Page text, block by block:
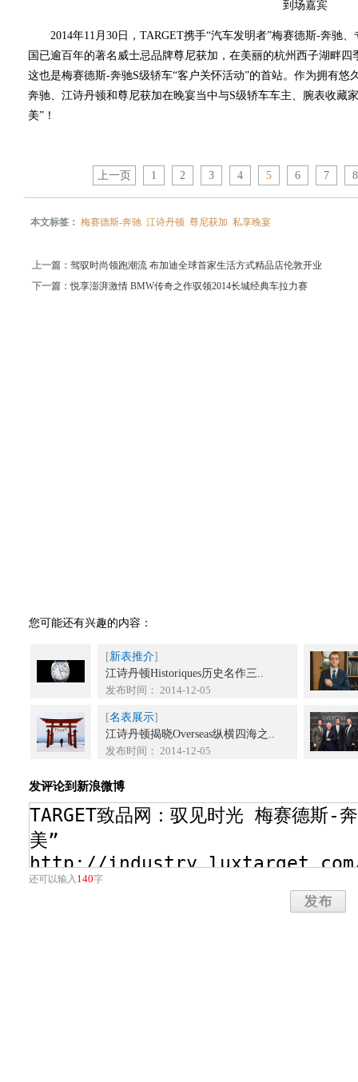
到场嘉宾
2014年11月30日，TARGET携手“汽车发明者”梅赛德斯-奔驰、
国已逾百年的著名威士忌品牌尊尼获加，在美丽的杭州西子湖畔
这也是梅赛德斯-奔驰S级轿车“客户关怀活动”的首站。作为拥有
奔驰、江诗丹顿和尊尼获加在晚宴当中与S级轿车车主、腕表收藏
美”！
上一页 1 2 3 4 5 6 7
本文标签：梅赛德斯-奔驰 江诗丹顿 尊尼获加 私享晚宴
上一篇：驾驭时尚领跑潮流 布加迪全球首家生活方式精品店伦敦开业
下一篇：悦享澎湃激情 BMW传奇之作驭领2014长城经典车拉力赛
您可能还有兴趣的内容：
[新表推介]
江诗丹顿Historiques历史名作三..
发布时间： 2014-12-05
[名表展示]
江诗丹顿揭晓Overseas纵横四海之..
发布时间： 2014-12-05
发评论到新浪微博
还可以输入 140字